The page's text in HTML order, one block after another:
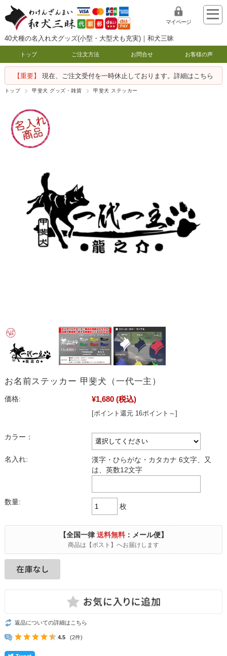
40犬種の名入れ犬グッズ(小型・大型犬も充実)｜和犬三昧
マイページ
トップ ご注文方法 お問合せ お客様の声
【重要】 現在、ご注文受付を一時休止しております。詳細はこちら
トップ 甲斐犬 グッズ・雑貨 甲斐犬 ステッカー
お名前ステッカー 甲斐犬（一代一主）
価格: ¥1,680 (税込)
[ポイント還元 16ポイント～]
カラー：
名入れ:
漢字・ひらがな・カタカナ 6文字、又
は、英数12文字
数量:
枚
【全国一律送料無料 ：メール便】
商品は【ポスト】へお届けします
返品についての詳細はこちら
4.5 (2件)